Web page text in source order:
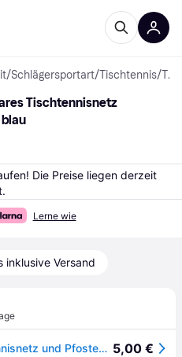
/Schlägersportart/Tischtennis/ Tischtennisnetze
Tischtennisnetz
Lerne wie
inklusive Versand
MUWO verstellbares Tischtennisnetz und Pfosten Set 5,00 €